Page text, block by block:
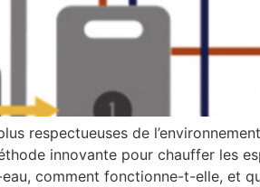
respectueuses de
innovante pour chauffer les
eau, comment fonctionne-t-elle,